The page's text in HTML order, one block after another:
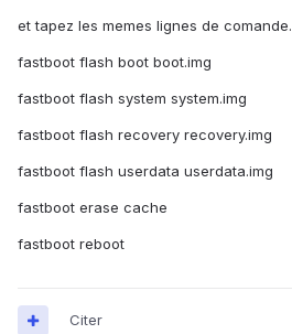
et tapez les memes lignes de comande.
fastboot flash boot boot.img
fastboot flash system system.img
fastboot flash recovery recovery.img
fastboot flash userdata userdata.img
fastboot erase cache
fastboot reboot
Citer